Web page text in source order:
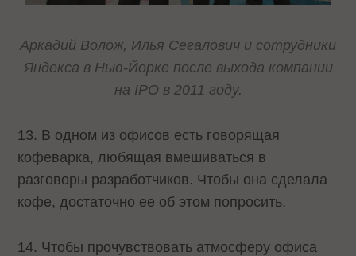
Аркадий Волож, Илья Сегалович и сотрудники
Яндекса в Нью-Йорке после выхода компании
на IPO в 2011 году.
13. В одном из офисов есть говорящая
кофеварка, любящая вмешиваться в
разговоры разработчиков. Чтобы она сделала
кофе, достаточно ее об этом попросить.
14. Чтобы прочувствовать атмосферу офиса